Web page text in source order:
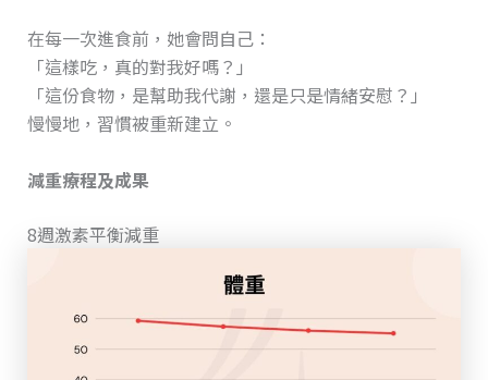
在每一次進食前，她會問自己：
「這樣吃，真的對我好嗎？」
「這份食物，是幫助我代謝，還是只是情緒安慰？」
慢慢地，習慣被重新建立。
減重療程及成果
8週激素平衡減重